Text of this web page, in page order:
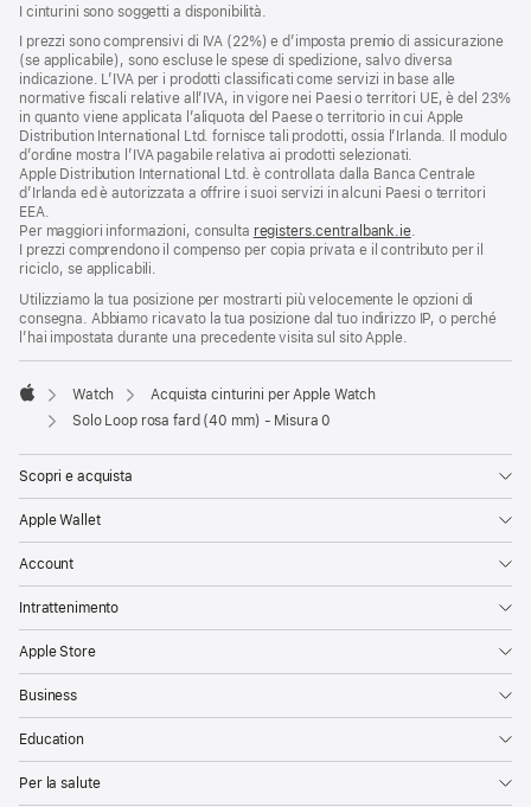
I cinturini sono soggetti a disponibilità.
I prezzi sono comprensivi di IVA (22%) e d’imposta premio di assicurazione
(se applicabile), sono escluse le spese di spedizione, salvo diversa
indicazione. L’IVA per i prodotti classificati come servizi in base alle
normative fiscali relative all’IVA, in vigore nei Paesi o territori UE, è del 23%
in quanto viene applicata l’aliquota del Paese o territorio in cui Apple
Distribution International Ltd. fornisce tali prodotti, ossia l’Irlanda. Il modulo
d’ordine mostra l’IVA pagabile relativa ai prodotti selezionati.
Apple Distribution International Ltd. è controllata dalla Banca Centrale
d’Irlanda ed è autorizzata a offrire i suoi servizi in alcuni Paesi o territori
EEA.
Per maggiori informazioni, consulta registers.centralbank.ie.
I prezzi comprendono il compenso per copia privata e il contributo per il
riciclo, se applicabili.
Utilizziamo la tua posizione per mostrarti più velocemente le opzioni di
consegna. Abbiamo ricavato la tua posizione dal tuo indirizzo IP, o perché
l’hai impostata durante una precedente visita sul sito Apple.
Apple
Watch
Acquista cinturini per Apple Watch
Solo Loop rosa fard (40 mm) - Misura 0
Scopri e acquista
Apple Wallet
Account
Intrattenimento
Apple Store
Business
Education
Per la salute